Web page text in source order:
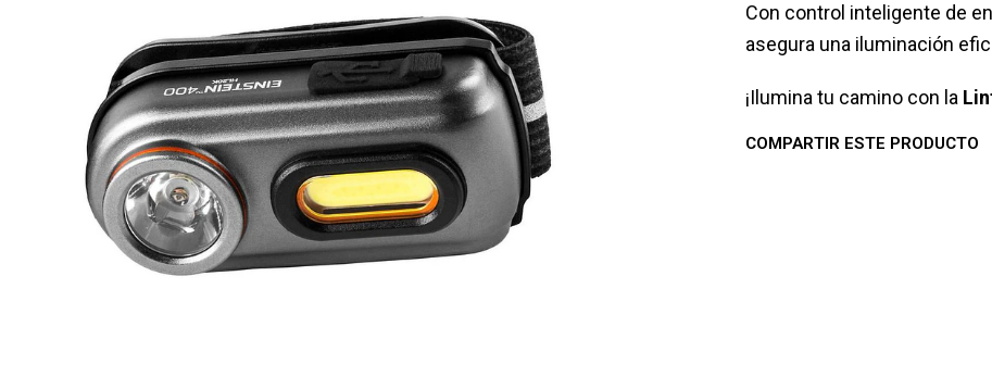
Con control inteligente de
asegura una iluminación
¡Ilumina tu camino con la
COMPARTIR ESTE PRODUCTO